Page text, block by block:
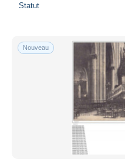
Statut
Nouveau